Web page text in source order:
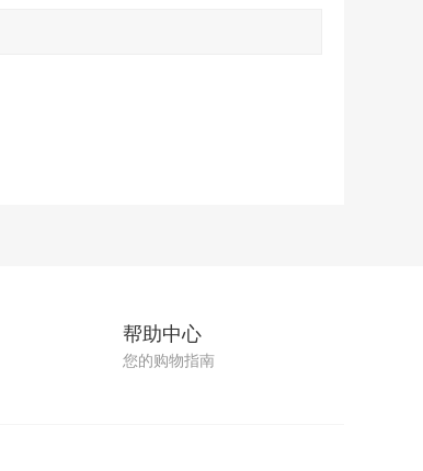
帮助中心
您的购物指南